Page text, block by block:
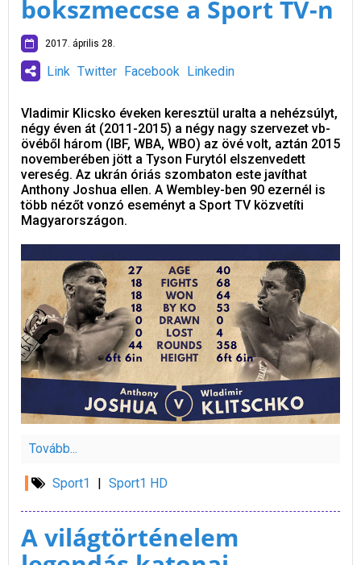
bokszmeccse a Sport TV-n
2017. április 28.
Link Twitter Facebook Linkedin
Vladimir Klicsko éveken keresztül uralta a nehézsúlyt,
négy éven át (2011-2015) a négy nagy szervezet vb-
övéből három (IBF, WBA, WBO) az övé volt, aztán 2015
novemberében jött a Tyson Furytól elszenvedett
vereség. Az ukrán óriás szombaton este javíthat
Anthony Joshua ellen. A Wembley-ben 90 ezernél is
több nézőt vonzó eseményt a Sport TV közvetíti
Magyarországon.
Tovább...
Sport1 | Sport1 HD
A világtörténelem